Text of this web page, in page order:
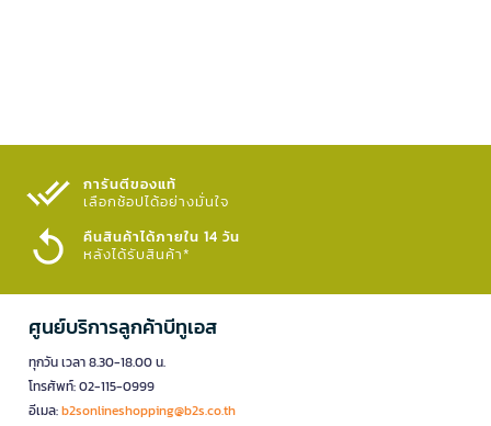
การันตีของแท้
เลือกช้อปได้อย่างมั่นใจ​
คืนสินค้าได้ภายใน 14 วัน
หลังได้รับสินค้า*
ศูนย์บริการลูกค้าบีทูเอส
ทุกวัน เวลา 8.30-18.00 น.
โทรศัพท์: 02-115-0999
อีเมล:b2sonlineshopping@b2s.co.th